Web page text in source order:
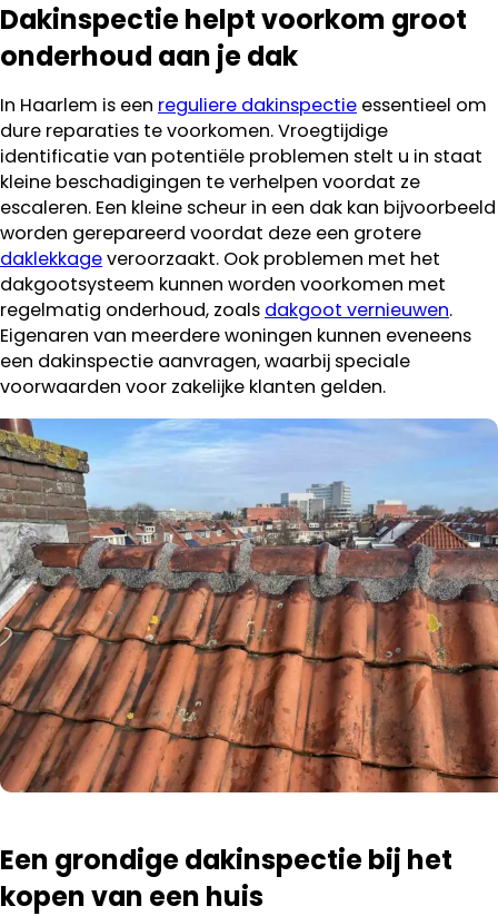
Dakinspectie helpt voorkom groot
onderhoud aan je dak
In Haarlem is een reguliere dakinspectie essentieel om
dure reparaties te voorkomen. Vroegtijdige
identificatie van potentiële problemen stelt u in staat
kleine beschadigingen te verhelpen voordat ze
escaleren. Een kleine scheur in een dak kan bijvoorbeeld
worden gerepareerd voordat deze een grotere
daklekkageveroorzaakt. Ook problemen met het
dakgootsysteem kunnen worden voorkomen met
regelmatig onderhoud, zoals dakgoot vernieuwen.
Eigenaren van meerdere woningen kunnen eveneens
een dakinspectie aanvragen, waarbij speciale
voorwaarden voor zakelijke klanten gelden.
Een grondige dakinspectie bij het
kopen van een huis